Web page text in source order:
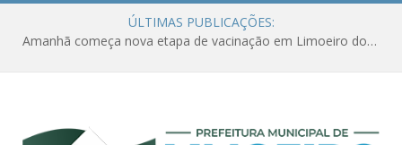
ÚLTIMAS PUBLICAÇÕES:
Amanhã começa nova etapa de vacinação em Limoeiro do Ajuru para idosos com 65 ou mais